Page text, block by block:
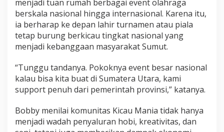
o
n
a
l
menjadi tuan rumah berbagai event olahraga
berskala nasional hingga internasional. Karena itu,
ia berharap ke depan lahir turnamen atau piala
tetap burung berkicau tingkat nasional yang
menjadi kebanggaan masyarakat Sumut.
“Tunggu tandanya. Pokoknya event besar nasional
kalau bisa kita buat di Sumatera Utara, kami
support penuh dari pemerintah provinsi,” katanya.
Bobby menilai komunitas Kicau Mania tidak hanya
menjadi wadah penyaluran hobi, kreativitas, dan